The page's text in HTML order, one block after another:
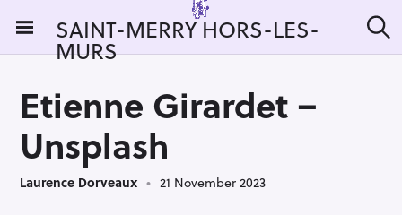
i
SAINT-MERRY HORS-LES-
MURS e
Etienne Girardet –
Unsplash
Laurence Dorveaux 21 November 2023